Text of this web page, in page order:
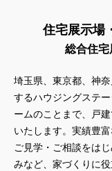
住宅展示場
総合住宅
埼玉県、東京都、神
するハウジングステ
ームのことまで、戸
いたします。実績豊
ご見学・ご相談をは
みなど、家づくりに役